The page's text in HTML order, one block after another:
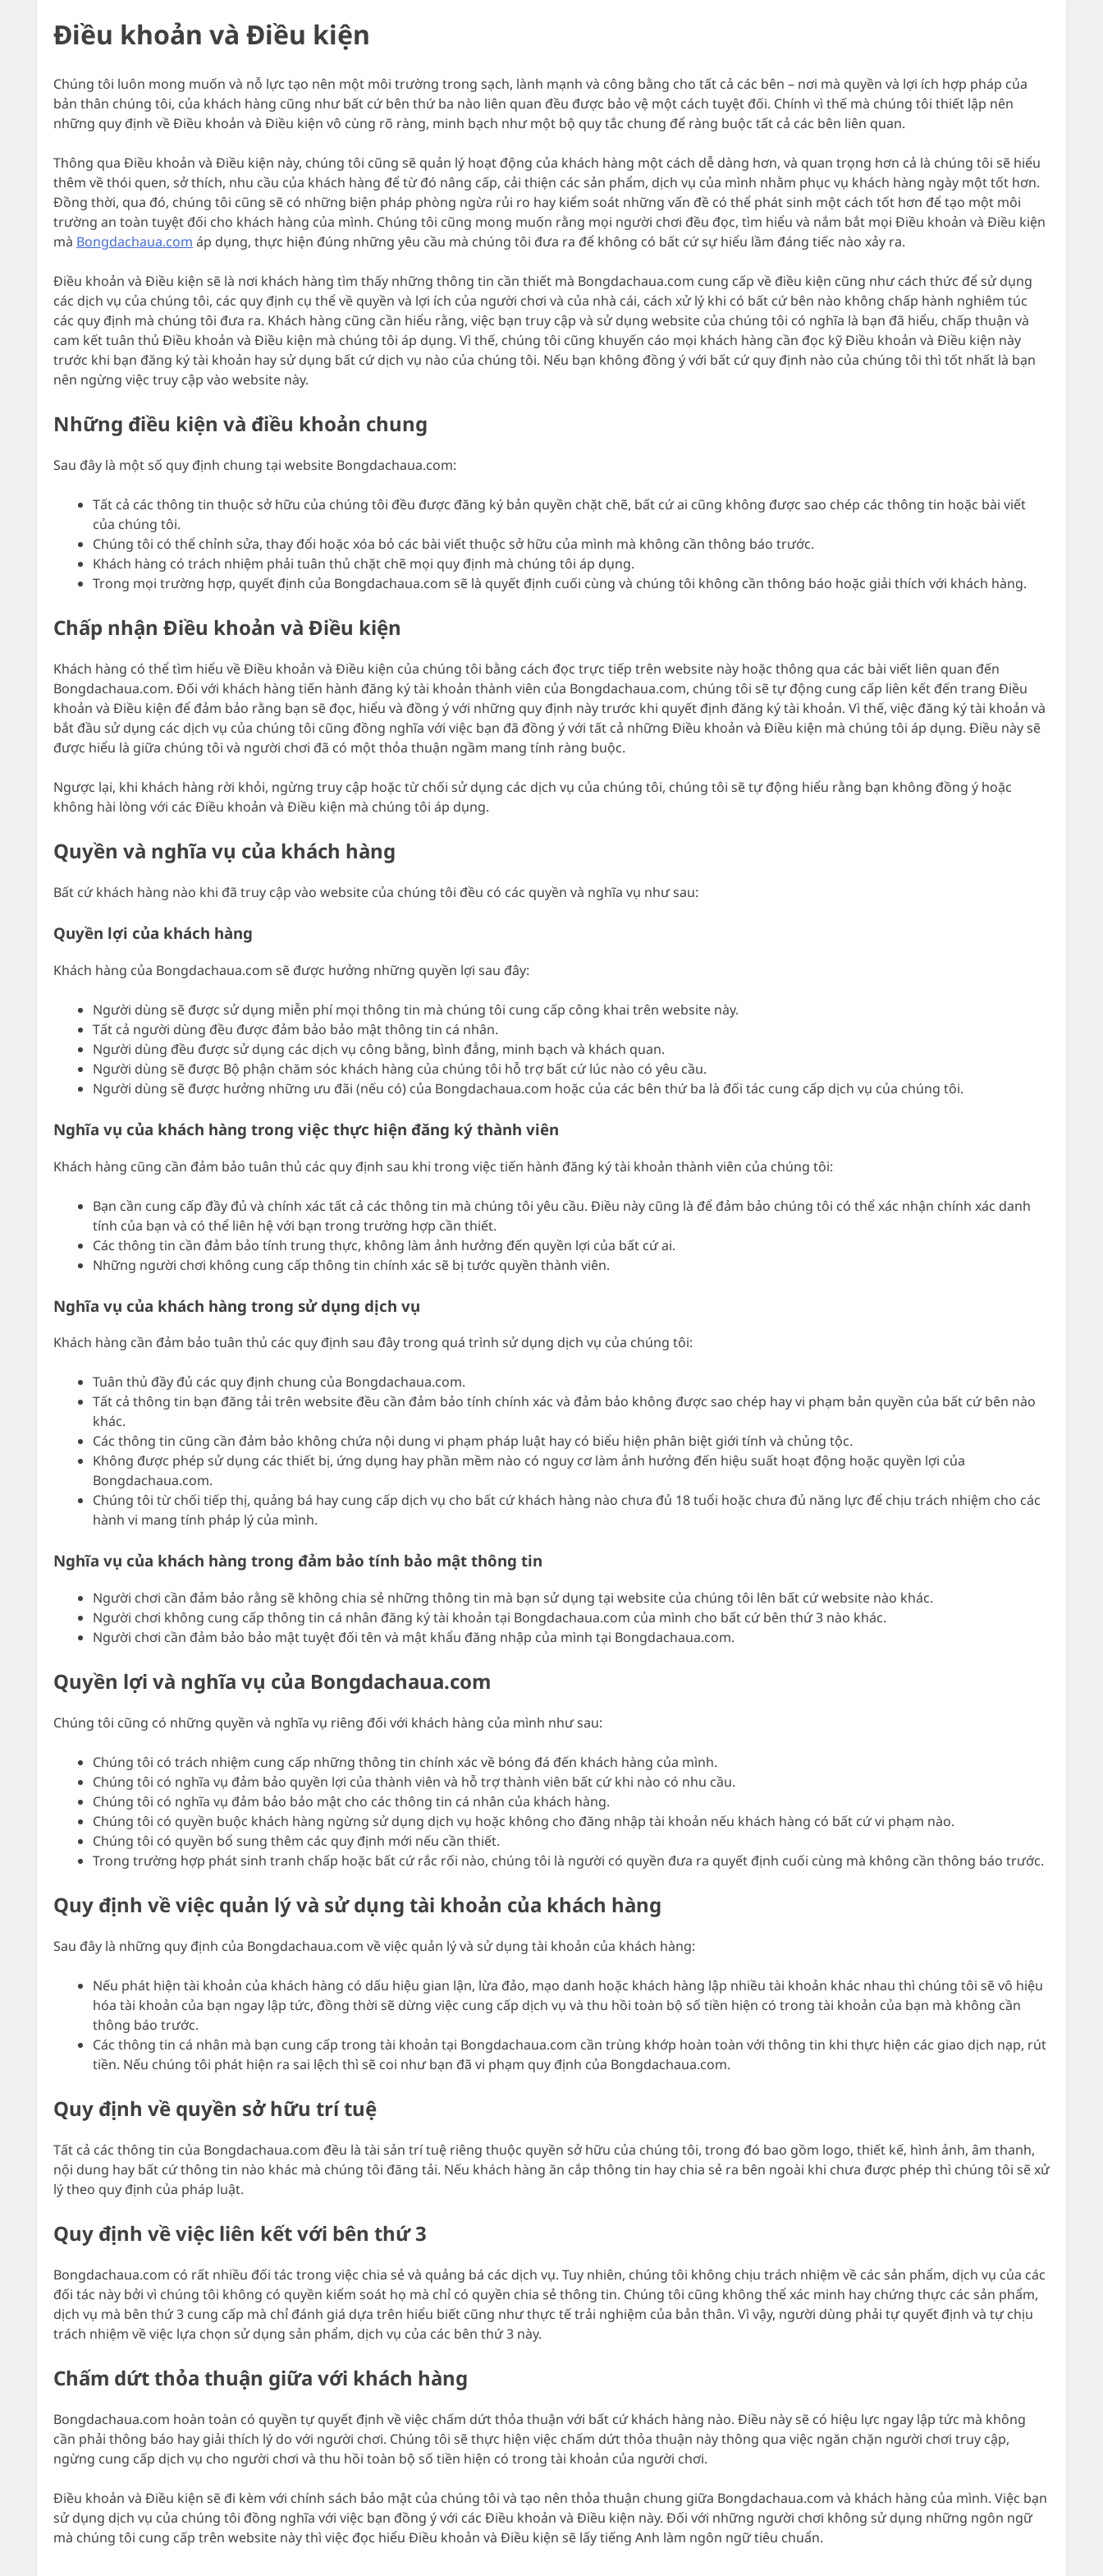
6 HLV Tiêu Biểu Dẫn Dắt ĐTQG Từ Các Cấp Độ Trẻ
12 Giờ Ago
12 Giờ Ago
Điều khoản và Điều kiện
Chúng tôi luôn mong muốn và nỗ lực tạo nên một môi trường trong sạch, lành mạnh và công bằng cho tất cả các bên – nơi mà quyền và lợi ích hợp pháp của
bản thân chúng tôi, của khách hàng cũng như bất cứ bên thứ ba nào liên quan đều được bảo vệ một cách tuyệt đối. Chính vì thế mà chúng tôi thiết lập nên
những quy định về Điều khoản và Điều kiện vô cùng rõ ràng, minh bạch như một bộ quy tắc chung để ràng buộc tất cả các bên liên quan.
Thông qua Điều khoản và Điều kiện này, chúng tôi cũng sẽ quản lý hoạt động của khách hàng một cách dễ dàng hơn, và quan trọng hơn cả là chúng tôi sẽ hiểu
thêm về thói quen, sở thích, nhu cầu của khách hàng để từ đó nâng cấp, cải thiện các sản phẩm, dịch vụ của mình nhằm phục vụ khách hàng ngày một tốt hơn.
Đồng thời, qua đó, chúng tôi cũng sẽ có những biện pháp phòng ngừa rủi ro hay kiểm soát những vấn đề có thể phát sinh một cách tốt hơn để tạo một môi
trường an toàn tuyệt đối cho khách hàng của mình. Chúng tôi cũng mong muốn rằng mọi người chơi đều đọc, tìm hiểu và nắm bắt mọi Điều khoản và Điều kiện
mà Bongdachaua.com áp dụng, thực hiện đúng những yêu cầu mà chúng tôi đưa ra để không có bất cứ sự hiểu lầm đáng tiếc nào xảy ra.
Điều khoản và Điều kiện sẽ là nơi khách hàng tìm thấy những thông tin cần thiết mà Bongdachaua.com cung cấp về điều kiện cũng như cách thức để sử dụng
các dịch vụ của chúng tôi, các quy định cụ thể về quyền và lợi ích của người chơi và của nhà cái, cách xử lý khi có bất cứ bên nào không chấp hành nghiêm túc
các quy định mà chúng tôi đưa ra. Khách hàng cũng cần hiểu rằng, việc bạn truy cập và sử dụng website của chúng tôi có nghĩa là bạn đã hiểu, chấp thuận và
cam kết tuân thủ Điều khoản và Điều kiện mà chúng tôi áp dụng. Vì thế, chúng tôi cũng khuyến cáo mọi khách hàng cần đọc kỹ Điều khoản và Điều kiện này
trước khi bạn đăng ký tài khoản hay sử dụng bất cứ dịch vụ nào của chúng tôi. Nếu bạn không đồng ý với bất cứ quy định nào của chúng tôi thì tốt nhất là bạn
nên ngừng việc truy cập vào website này.
Những điều kiện và điều khoản chung
Sau đây là một số quy định chung tại website Bongdachaua.com:
Tất cả các thông tin thuộc sở hữu của chúng tôi đều được đăng ký bản quyền chặt chẽ, bất cứ ai cũng không được sao chép các thông tin hoặc bài viết
của chúng tôi.
Chúng tôi có thể chỉnh sửa, thay đổi hoặc xóa bỏ các bài viết thuộc sở hữu của mình mà không cần thông báo trước.
Khách hàng có trách nhiệm phải tuân thủ chặt chẽ mọi quy định mà chúng tôi áp dụng.
Trong mọi trường hợp, quyết định của Bongdachaua.com sẽ là quyết định cuối cùng và chúng tôi không cần thông báo hoặc giải thích với khách hàng.
Chấp nhận Điều khoản và Điều kiện
Khách hàng có thể tìm hiểu về Điều khoản và Điều kiện của chúng tôi bằng cách đọc trực tiếp trên website này hoặc thông qua các bài viết liên quan đến
Bongdachaua.com. Đối với khách hàng tiến hành đăng ký tài khoản thành viên của Bongdachaua.com, chúng tôi sẽ tự động cung cấp liên kết đến trang Điều
khoản và Điều kiện để đảm bảo rằng bạn sẽ đọc, hiểu và đồng ý với những quy định này trước khi quyết định đăng ký tài khoản. Vì thế, việc đăng ký tài khoản và
bắt đầu sử dụng các dịch vụ của chúng tôi cũng đồng nghĩa với việc bạn đã đồng ý với tất cả những Điều khoản và Điều kiện mà chúng tôi áp dụng. Điều này sẽ
được hiểu là giữa chúng tôi và người chơi đã có một thỏa thuận ngầm mang tính ràng buộc.
Ngược lại, khi khách hàng rời khỏi, ngừng truy cập hoặc từ chối sử dụng các dịch vụ của chúng tôi, chúng tôi sẽ tự động hiểu rằng bạn không đồng ý hoặc
không hài lòng với các Điều khoản và Điều kiện mà chúng tôi áp dụng.
Quyền và nghĩa vụ của khách hàng
Bất cứ khách hàng nào khi đã truy cập vào website của chúng tôi đều có các quyền và nghĩa vụ như sau:
Quyền lợi của khách hàng
Khách hàng của Bongdachaua.com sẽ được hưởng những quyền lợi sau đây:
Người dùng sẽ được sử dụng miễn phí mọi thông tin mà chúng tôi cung cấp công khai trên website này.
Tất cả người dùng đều được đảm bảo bảo mật thông tin cá nhân.
Người dùng đều được sử dụng các dịch vụ công bằng, bình đẳng, minh bạch và khách quan.
Người dùng sẽ được Bộ phận chăm sóc khách hàng của chúng tôi hỗ trợ bất cứ lúc nào có yêu cầu.
Người dùng sẽ được hưởng những ưu đãi (nếu có) của Bongdachaua.com hoặc của các bên thứ ba là đối tác cung cấp dịch vụ của chúng tôi.
Nghĩa vụ của khách hàng trong việc thực hiện đăng ký thành viên
Khách hàng cũng cần đảm bảo tuân thủ các quy định sau khi trong việc tiến hành đăng ký tài khoản thành viên của chúng tôi:
Bạn cần cung cấp đầy đủ và chính xác tất cả các thông tin mà chúng tôi yêu cầu. Điều này cũng là để đảm bảo chúng tôi có thể xác nhận chính xác danh
tính của bạn và có thể liên hệ với bạn trong trường hợp cần thiết.
Các thông tin cần đảm bảo tính trung thực, không làm ảnh hưởng đến quyền lợi của bất cứ ai.
Những người chơi không cung cấp thông tin chính xác sẽ bị tước quyền thành viên.
Nghĩa vụ của khách hàng trong sử dụng dịch vụ
Khách hàng cần đảm bảo tuân thủ các quy định sau đây trong quá trình sử dụng dịch vụ của chúng tôi:
Tuân thủ đầy đủ các quy định chung của Bongdachaua.com.
Tất cả thông tin bạn đăng tải trên website đều cần đảm bảo tính chính xác và đảm bảo không được sao chép hay vi phạm bản quyền của bất cứ bên nào
khác.
Các thông tin cũng cần đảm bảo không chứa nội dung vi phạm pháp luật hay có biểu hiện phân biệt giới tính và chủng tộc.
Không được phép sử dụng các thiết bị, ứng dụng hay phần mềm nào có nguy cơ làm ảnh hưởng đến hiệu suất hoạt động hoặc quyền lợi của
Bongdachaua.com.
Chúng tôi từ chối tiếp thị, quảng bá hay cung cấp dịch vụ cho bất cứ khách hàng nào chưa đủ 18 tuổi hoặc chưa đủ năng lực để chịu trách nhiệm cho các
hành vi mang tính pháp lý của mình.
Nghĩa vụ của khách hàng trong đảm bảo tính bảo mật thông tin
Người chơi cần đảm bảo rằng sẽ không chia sẻ những thông tin mà bạn sử dụng tại website của chúng tôi lên bất cứ website nào khác.
Người chơi không cung cấp thông tin cá nhân đăng ký tài khoản tại Bongdachaua.com của mình cho bất cứ bên thứ 3 nào khác.
Người chơi cần đảm bảo bảo mật tuyệt đối tên và mật khẩu đăng nhập của mình tại Bongdachaua.com.
Quyền lợi và nghĩa vụ của Bongdachaua.com
Chúng tôi cũng có những quyền và nghĩa vụ riêng đối với khách hàng của mình như sau:
Chúng tôi có trách nhiệm cung cấp những thông tin chính xác về bóng đá đến khách hàng của mình.
Chúng tôi có nghĩa vụ đảm bảo quyền lợi của thành viên và hỗ trợ thành viên bất cứ khi nào có nhu cầu.
Chúng tôi có nghĩa vụ đảm bảo bảo mật cho các thông tin cá nhân của khách hàng.
Chúng tôi có quyền buộc khách hàng ngừng sử dụng dịch vụ hoặc không cho đăng nhập tài khoản nếu khách hàng có bất cứ vi phạm nào.
Chúng tôi có quyền bổ sung thêm các quy định mới nếu cần thiết.
Trong trường hợp phát sinh tranh chấp hoặc bất cứ rắc rối nào, chúng tôi là người có quyền đưa ra quyết định cuối cùng mà không cần thông báo trước.
Quy định về việc quản lý và sử dụng tài khoản của khách hàng
Sau đây là những quy định của Bongdachaua.com về việc quản lý và sử dụng tài khoản của khách hàng:
Nếu phát hiện tài khoản của khách hàng có dấu hiệu gian lận, lừa đảo, mạo danh hoặc khách hàng lập nhiều tài khoản khác nhau thì chúng tôi sẽ vô hiệu
hóa tài khoản của bạn ngay lập tức, đồng thời sẽ dừng việc cung cấp dịch vụ và thu hồi toàn bộ số tiền hiện có trong tài khoản của bạn mà không cần
thông báo trước.
Các thông tin cá nhân mà bạn cung cấp trong tài khoản tại Bongdachaua.com cần trùng khớp hoàn toàn với thông tin khi thực hiện các giao dịch nạp, rút
tiền. Nếu chúng tôi phát hiện ra sai lệch thì sẽ coi như bạn đã vi phạm quy định của Bongdachaua.com.
Quy định về quyền sở hữu trí tuệ
Tất cả các thông tin của Bongdachaua.com đều là tài sản trí tuệ riêng thuộc quyền sở hữu của chúng tôi, trong đó bao gồm logo, thiết kế, hình ảnh, âm thanh,
nội dung hay bất cứ thông tin nào khác mà chúng tôi đăng tải. Nếu khách hàng ăn cắp thông tin hay chia sẻ ra bên ngoài khi chưa được phép thì chúng tôi sẽ xử
lý theo quy định của pháp luật.
Quy định về việc liên kết với bên thứ 3
Bongdachaua.com có rất nhiều đối tác trong việc chia sẻ và quảng bá các dịch vụ. Tuy nhiên, chúng tôi không chịu trách nhiệm về các sản phẩm, dịch vụ của các
đối tác này bởi vì chúng tôi không có quyền kiểm soát họ mà chỉ có quyền chia sẻ thông tin. Chúng tôi cũng không thể xác minh hay chứng thực các sản phẩm,
dịch vụ mà bên thứ 3 cung cấp mà chỉ đánh giá dựa trên hiểu biết cũng như thực tế trải nghiệm của bản thân. Vì vậy, người dùng phải tự quyết định và tự chịu
trách nhiệm về việc lựa chọn sử dụng sản phẩm, dịch vụ của các bên thứ 3 này.
Chấm dứt thỏa thuận giữa với khách hàng
Bongdachaua.com hoàn toàn có quyền tự quyết định về việc chấm dứt thỏa thuận với bất cứ khách hàng nào. Điều này sẽ có hiệu lực ngay lập tức mà không
cần phải thông báo hay giải thích lý do với người chơi. Chúng tôi sẽ thực hiện việc chấm dứt thỏa thuận này thông qua việc ngăn chặn người chơi truy cập,
ngừng cung cấp dịch vụ cho người chơi và thu hồi toàn bộ số tiền hiện có trong tài khoản của người chơi.
Điều khoản và Điều kiện sẽ đi kèm với chính sách bảo mật của chúng tôi và tạo nên thỏa thuận chung giữa Bongdachaua.com và khách hàng của mình. Việc bạn
sử dụng dịch vụ của chúng tôi đồng nghĩa với việc bạn đồng ý với các Điều khoản và Điều kiện này. Đối với những người chơi không sử dụng những ngôn ngữ
mà chúng tôi cung cấp trên website này thì việc đọc hiểu Điều khoản và Điều kiện sẽ lấy tiếng Anh làm ngôn ngữ tiêu chuẩn.